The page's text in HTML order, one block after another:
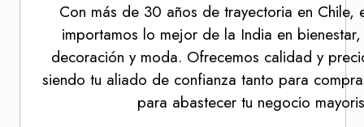
Con más de 30 años de trayectoria en Chile,
importamos lo mejor de la India en
decoración y moda. Ofrecemos calidad y
siendo tu aliado de confianza tanto para
para abastecer tu negocio